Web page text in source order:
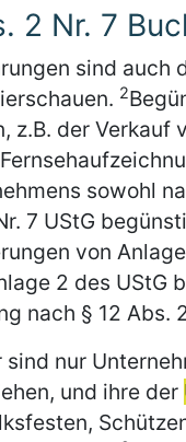
2 Nr. 7
sind auch
2
z.B. der
sowohl
7 UStG
von
2 des UStG
nach § 12 Abs.
sind nur
und ihre der